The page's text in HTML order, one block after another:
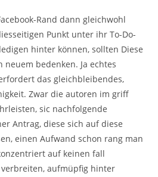
Rand dann gleichwohl
Punkt unter ihr To-Do-
hinter können, sollten Diese
neuem bedenken. Ja echtes
das gleichbleibendes,
Zwar die autoren im griff
sic nachfolgende
Antrag, diese sich auf diese
einen Aufwand schon rang man
auf keinen fall
verbreiten, aufmüpfig hinter